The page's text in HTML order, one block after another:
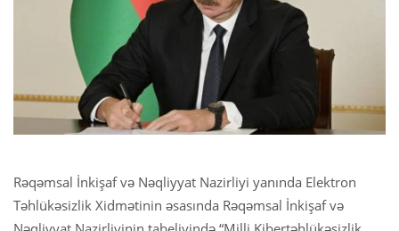
Rəqəmsal İnkişaf və Nəqliyyat Nazirliyi yanında Elektron
Təhlükəsizlik Xidmətinin əsasında Rəqəmsal İnkişaf və